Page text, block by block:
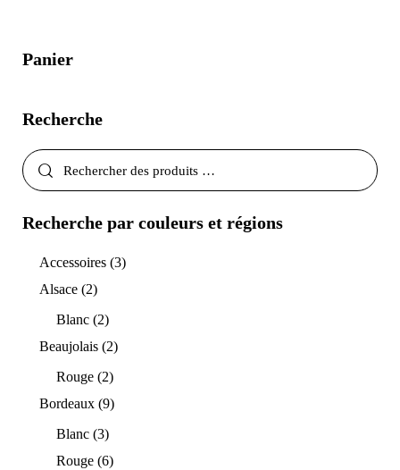
Panier
Recherche
Recherche par couleurs et régions
Accessoires (3)
Alsace (2)
Blanc (2)
Beaujolais (2)
Rouge (2)
Bordeaux (9)
Blanc (3)
Rouge (6)